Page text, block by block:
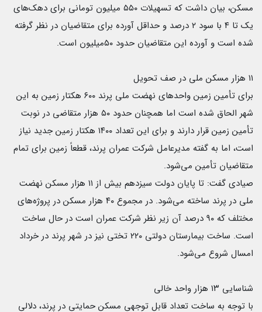
مسکن، بیان داشت که تسهیلات ۵۵۰ میلیون تومانی برای دهک‌های
یک تا ۴ با سود ۲ درصد و حداقل آورده برای متقاضیان در نظر گرفته
شده است و آورده این متقاضیان حدود ۵۰میلیون است.
۱۱ هزار مسکن ملی در صف تحویل
برای تأمین زمین واحدهای نهضت ملی پرند ۶۰۰ هکتار زمین به این
شهر الحاق شده است اما همچنان حدود ۵۰ هزار متقاضی در نوبت
تأمین زمین قرار دارند و برای این تعداد ۱۴۰۰ هکتار زمین جدید نیاز
است، اما به گفته مدیرعامل شرکت عمران پرند، قطعاً زمین برای تمام
متقاضیان تأمین می‌شود.
صیادی گفت: تا پایان دولت سیزدهم بیش از ۱۱ هزار مسکن نهضت
ملی در پرند ساخته می‌شود. در مجموع ۴۰ هزار مسکن در پروژه‌های
مختلف که ۹۰ درصد آن زیر نظر شرکت عمران است در حال ساخت
است. ساخت بیمارستان دولتی ۲۲۰ تختی نیز در شهر پرند در خرداد
امسال شروع می‌شود.
شناسایی ۱۳ هزار واحد خالی
با توجه به ساخت تعداد قابل توجهی مسکن حمایتی در پرند، دلالی